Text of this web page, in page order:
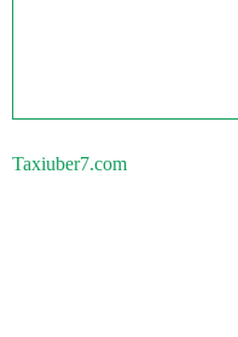
Taxiuber7.com